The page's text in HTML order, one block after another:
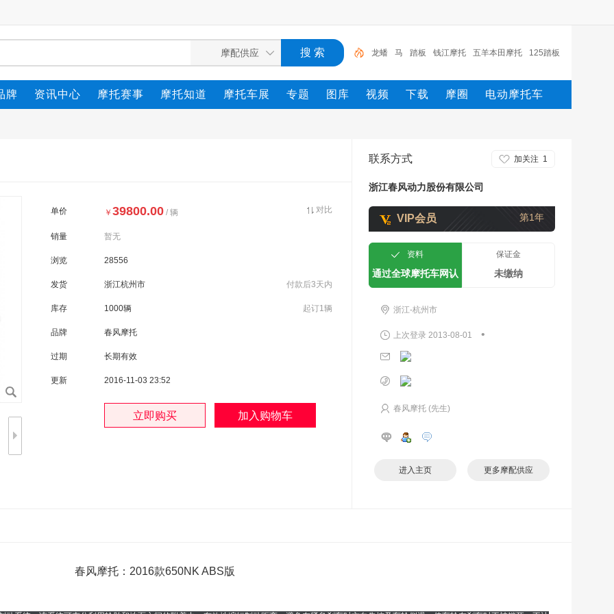
龙蟠 马 踏板 钱江摩托 五羊本田摩托 125踏板
摩托车 新大洲 电动车 摩托 摩托车
牌 资讯中心 摩托赛事 摩托知道 摩托车展 专题 图库 视频 下载 摩圈 电动摩托车
单价 ￥ 39800.00 / 辆 对比
销量 暂无
浏览 28556
发货 浙江杭州市 付款后3天内
库存 1000辆 起订1辆
品牌 春风摩托
过期 长期有效
更新 2016-11-03 23:52
联系方式 加关注 1
浙江春风动力股份有限公司
VIP会员 第1年
资料
通过全球摩托车网认
证
保证金
未缴纳
浙江-杭州市
上次登录 2013-08-01 •
春风摩托 (先生)
进入主页 更多摩配供应
春风摩托：2016款650NK ABS版